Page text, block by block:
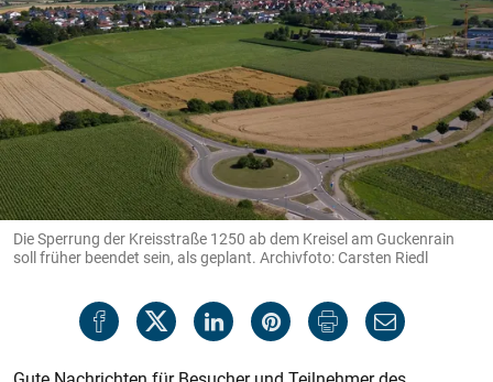
Die Sperrung der Kreisstraße 1250 ab dem Kreisel am Guckenrain
soll früher beendet sein, als geplant. Archivfoto: Carsten Riedl